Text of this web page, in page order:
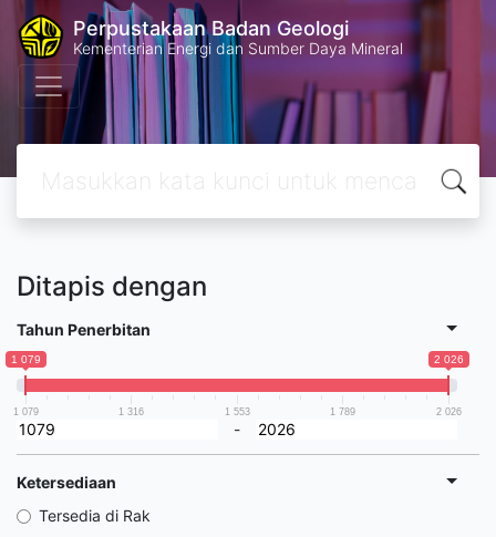
Perpustakaan Badan Geologi
Kementerian Energi dan Sumber Daya Mineral
Ditapis dengan
Tahun Penerbitan
1 079 2 026
1 079 1 316 1 553 1 789 2 026
-
Ketersediaan
Tersedia di Rak